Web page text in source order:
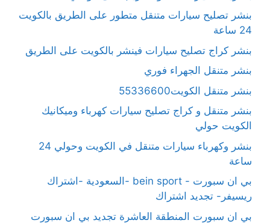
بنشر تصليح سيارات متنقل متطور على الطريق بالكويت
24 ساعة
بنشر كراج تصليح سيارات فينشر بالكويت على الطريق
بنشر متنقل الجهراء فوري
بنشر متنقل الكويت55336600
بنشر متنقل و كراج تصليح سيارات كهرباء وميكانيك
الكويت حولي
بنشر وكهرباء سيارات متنقل في الكويت وحولي 24
ساعة
بي ان سبورت - bein sport -السعودية -اشتراك
ريسيفر- تجديد اشتراك
بي ان سبورت المنطقة العاشرة تجديد بي ان سبورت